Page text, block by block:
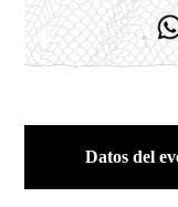
Datos del